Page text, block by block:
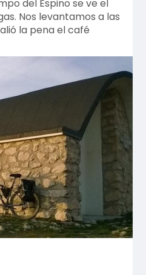
del Espino se ve el
Nos levantamos a las
la pena el café